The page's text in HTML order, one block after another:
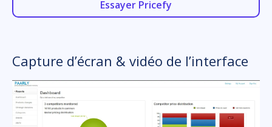
Essayer Pricefy
Capture d’écran & vidéo de l’interface